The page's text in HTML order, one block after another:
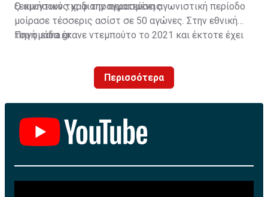
ξεκινήσουν τις διαπραγματεύσεις.
Ο αμυντικός χαφ την περασμένη αγωνιστική περίοδο
μοίρασε τέσσερις ασίστ σε 50 αγώνες. Στην εθνική
του ομάδα έκανε ντεμπούτο το 2021 και έκτοτε έχει
Πηγή: sdna.gr
Περισσότερα